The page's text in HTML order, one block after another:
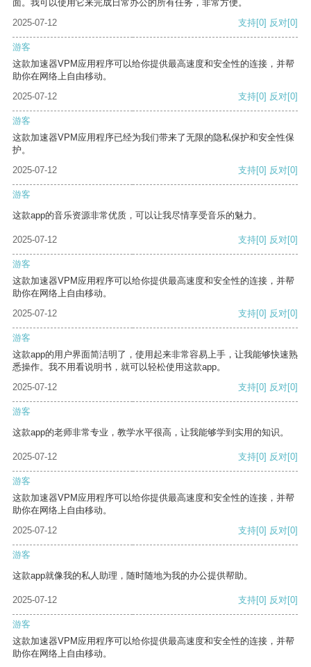
面。我可以使用它来完成日常办公的所有任务，非常方便。
2025-07-12
支持[0] 反对[0]
游客
这款加速器VPM应用程序可以给你提供最高速度和安全性的连接，并帮
助你在网络上自由移动。
2025-07-12
支持[0] 反对[0]
游客
这款加速器VPM应用程序已经为我们带来了无限的隐私保护和安全性保
护。
2025-07-12
支持[0] 反对[0]
游客
这款app的音乐资源非常优质，可以让我尽情享受音乐的魅力。
2025-07-12 支持[0] 反对[0]
游客
这款加速器VPM应用程序可以给你提供最高速度和安全性的连接，并帮
助你在网络上自由移动。
2025-07-12
支持[0] 反对[0]
游客
这款app的用户界面简洁明了，使用起来非常容易上手，让我能够快速熟
悉操作。我不用看说明书，就可以轻松使用这款app。
2025-07-12
支持[0] 反对[0]
游客
这款app的老师非常专业，教学水平很高，让我能够学到实用的知识。
2025-07-12 支持[0] 反对[0]
游客
这款加速器VPM应用程序可以给你提供最高速度和安全性的连接，并帮
助你在网络上自由移动。
2025-07-12
支持[0] 反对[0]
游客
这款app就像我的私人助理，随时随地为我的办公提供帮助。
2025-07-12 支持[0] 反对[0]
游客
这款加速器VPM应用程序可以给你提供最高速度和安全性的连接，并帮
助你在网络上自由移动。